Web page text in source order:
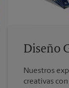
Diseño
Nuestros
creativas